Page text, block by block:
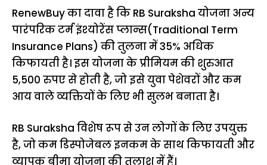
RenewBuy का दावा है कि RB Suraksha योजना अन्य
पारंपरिक टर्म इंश्योरेंस प्लान्स(Traditional Term
Insurance Plans) की तुलना में 35% अधिक
किफायती है। इस योजना के प्रीमियम की शुरुआत
5,500 रुपए से होती है, जो इसे युवा पेशेवरों और कम
आय वाले व्यक्तियों के लिए भी सुलभ बनाता है।
RB Suraksha विशेष रूप से उन लोगों के लिए उपयुक्त
है, जो कम डिस्पोजेबल इनकम के साथ किफायती और
व्यापक बीमा योजना की तलाश में हैं।